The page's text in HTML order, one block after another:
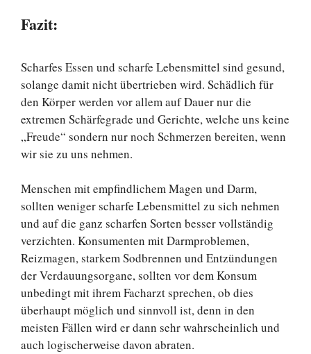
Fazit:
Scharfes Essen und scharfe Lebensmittel sind gesund,
solange damit nicht übertrieben wird. Schädlich für
den Körper werden vor allem auf Dauer nur die
extremen Schärfegrade und Gerichte, welche uns keine
„Freude“ sondern nur noch Schmerzen bereiten, wenn
wir sie zu uns nehmen.
Menschen mit empfindlichem Magen und Darm,
sollten weniger scharfe Lebensmittel zu sich nehmen
und auf die ganz scharfen Sorten besser vollständig
verzichten. Konsumenten mit Darmproblemen,
Reizmagen, starkem Sodbrennen und Entzündungen
der Verdauungsorgane, sollten vor dem Konsum
unbedingt mit ihrem Facharzt sprechen, ob dies
überhaupt möglich und sinnvoll ist, denn in den
meisten Fällen wird er dann sehr wahrscheinlich und
auch logischerweise davon abraten.